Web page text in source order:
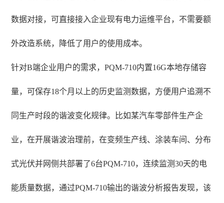
数据对接，可直接接入企业现有电力运维平台，不需要额
外改造系统，降低了用户的使用成本。
针对B端企业用户的需求，PQM-710内置16G本地存储容
量，可保存18个月以上的历史监测数据，方便用户追溯不
同生产时段的谐波变化规律。比如某汽车零部件生产企
业，在开展谐波治理前，在变频生产线、涂装车间、分布
式光伏并网侧共部署了6台PQM-710，连续监测30天的电
能质量数据，通过PQM-710输出的谐波分析报告发现，该